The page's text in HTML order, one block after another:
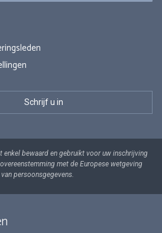
enkel bewaard en gebruikt voor uw inschrijving
met de Europese wetgeving
persoonsgegevens.